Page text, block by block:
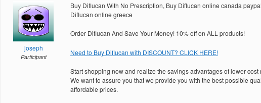
joseph
Participant
Buy Diflucan With No Prescription, Buy Diflucan online canada
Diflucan online greece
Order Diflucan And Save Your Money! 10% off on ALL products!
Need to Buy Diflucan with DISCOUNT? CLICK HERE!
Start shopping now and realize the savings advantages of lower cost
We want to assure you that we provide you with the best possible
affordable prices.